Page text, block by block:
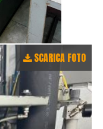
SCARICA FOTO